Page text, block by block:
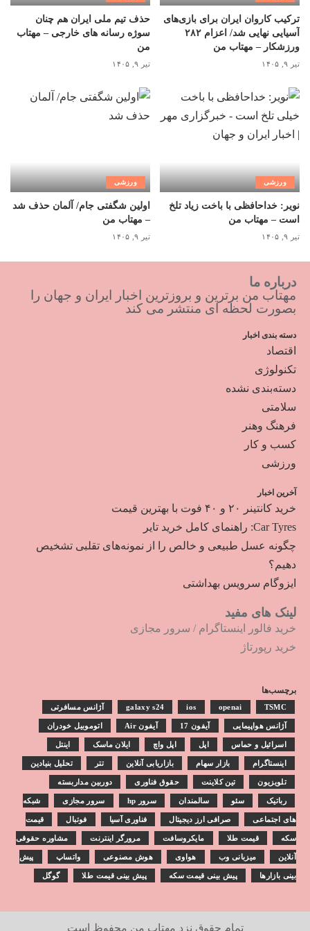
ترکیب کاروان ایران برای بازی‌های
آسیایی نهایی شد/ اعزام ۲۸۲
ورزشکار – مهتاب من
تیر ۹, ۱۴۰۵
حذف تیم ملی ایران هم چنان
سوژه رسانه های خارجی – مهتاب
من
تیر ۹, ۱۴۰۵
ورزشی
نویر: خداحافظی با باخت زیاد تلخ
است – مهتاب من
تیر ۹, ۱۴۰۵
ورزشی
اولین شگفتی جام/ آلمان حذف شد
– مهتاب من
تیر ۹, ۱۴۰۵
درباره ما
مهتاب من برترین و بروزترین اخبار ایران و جهان را
بصورت لحظه ای منتشر می کند
دسته بندی اخبار
اقتصاد
تکنولوژی
دسته‌بندی نشده
سلامتی
فرهنگ وهنر
کسب و کار
ورزشی
آخرین اخبار
خرید کانتینر ۲۰ و ۴۰ فوت با بهترین قیمت
Car Tyres: راهنمای کامل خرید تایر
چگونه عسل طبیعی و خالص را از نمونه‌های تقلبی تشخیص
دهیم؟
ایزوگام سرویس بهداشتی
لینک های مفید
خرید فالور اینستاگرام / سرور مجازی
خرید رپورتاژ
برچسب‌ها
galaxy s24 ios openai TSMC آژانس مسافرتی
آژانس هواپیمایی آیفون 17 آیفون Air اتوموبیل خودران
اسرائیل و حماس اپل اپل واچ ایلان ماسک اینتل
اینستاگرام بازار سهام بازاریابی آنلاین تتر تحلیل بنیادین
تلویزیون تین کلاینت حقوق فناوری دوربین مداربسته
رباتیک سئو سالمندان سرور hp سرور مجازی شبکه
های اجتماعی صرافی ارز دیجیتال فناوری آسیا فوتبال قیمت
سکه قیمت طلا مایکروسافت مرورگر اینترنت مشاوره حقوقی
آنلاین میزبانی وب هواوی هوش مصنوعی واتساپ پیش
بینی بازارها پیش بینی قیمت سکه پیش بینی قیمت طلا گوگل
تمام حقوق نزد مهتاب من محفوظ است